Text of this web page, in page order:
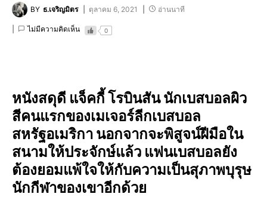
BY ธ.เจริญมิตร ตุลาคม 6, 2021 อ่านนาที
ไม่มีความคิดเห็น 0
หนังสดุดี แจ็คกี้ โรบินสัน นักเบสบอลผิว
สีคนแรกของเมเจอร์ลีกเบสบอล
สหรัฐอเมริกา นอกจากจะพิสูจน์ฝีมือใน
สนามให้ประจักษ์แล้ว แฟนเบสบอลยัง
ต้องยอมแพ้ใจให้กับความเป็นสุภาพบุรุษ
นักกีฬาของเขาอีกด้วย